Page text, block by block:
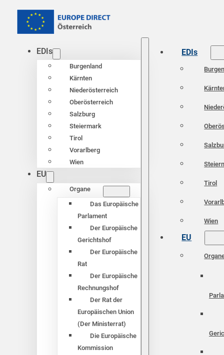
EDIs
Burgenland
Kärnten
Niederösterreich
Oberösterreich
Salzburg
Steiermark
Tirol
Vorarlberg
Wien
EU
Organe
Das Europäische
Parlament
Der Europäische
Gerichtshof
Der Europäische
Rat
Der Europäische
Rechnungshof
Der Rat der
Europäischen Union
(Der Ministerrat)
Die Europäische
Kommission
EDIs
Tirol
Wien
EU